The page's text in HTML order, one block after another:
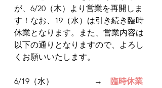
が、6/20（木）より営業を再開しま
す！なお、19（水）は引き続き臨時
休業となります。また、営業内容は
以下の通りとなりますので、よろし
くお願いいたします。
6/19（水）　　　　　→ 臨時休業